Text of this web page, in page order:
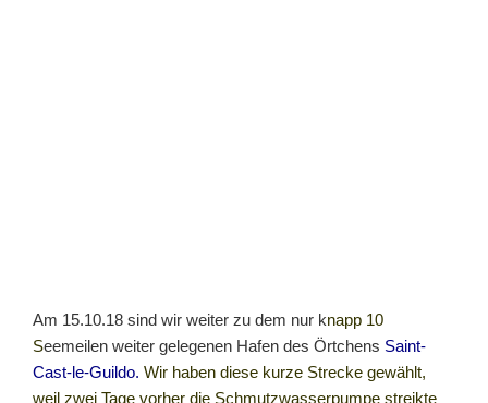
Am 15.10.18 sind wir weiter zu dem nur knapp 10
Seemeilen weiter gelegenen Hafen des Örtchens Saint-
Cast-le-Guildo. Wir haben diese kurze Strecke gewählt,
weil zwei Tage vorher die Schmutzwasserpumpe streikte